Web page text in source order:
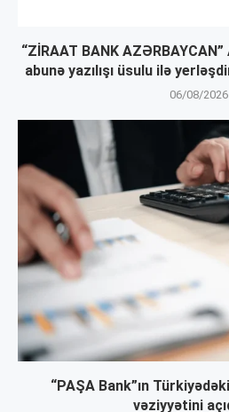
“ZİRAAT BANK
abunə yazılışı üsulu ilə
06/08/2026
“PAŞA Bank”ın
vəziyyətini